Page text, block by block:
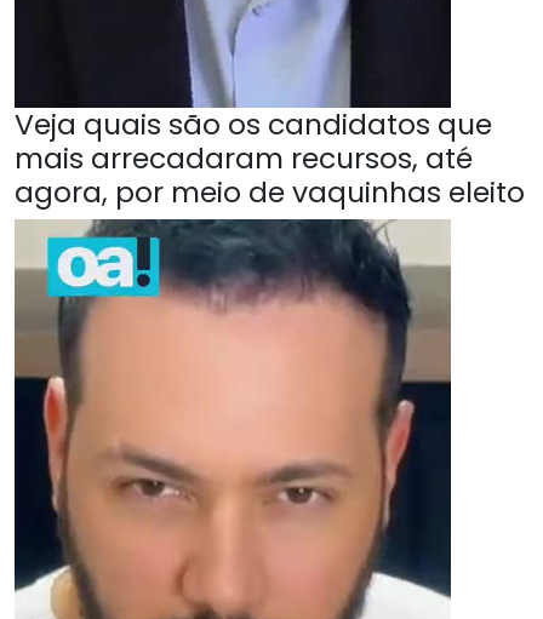
Veja quais são os candidatos que
mais arrecadaram recursos, até
agora, por meio de vaquinhas eleito